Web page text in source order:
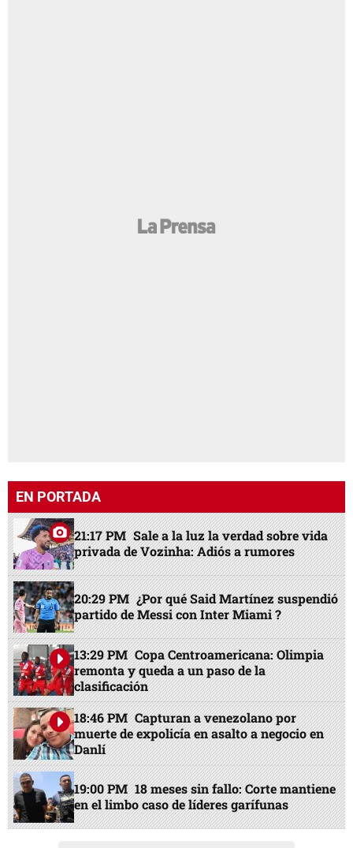
EN PORTADA
21:17 PM Sale a la luz la verdad sobre vida
privada de Vozinha: Adiós a rumores
20:29 PM ¿Por qué Said Martínez suspendió
partido de Messi con Inter Miami ?
13:29 PM Copa Centroamericana: Olimpia
remonta y queda a un paso de la
clasificación
18:46 PM Capturan a venezolano por
muerte de expolicía en asalto a negocio en
Danlí
19:00 PM 18 meses sin fallo: Corte mantiene
en el limbo caso de líderes garífunas